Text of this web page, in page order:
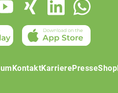
KontaktKarrierePresseShop